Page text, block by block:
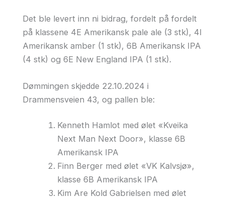
Det ble levert inn ni bidrag, fordelt på fordelt
på klassene 4E Amerikansk pale ale (3 stk), 4I
Amerikansk amber (1 stk), 6B Amerikansk IPA
(4 stk) og 6E New England IPA (1 stk).
Dømmingen skjedde 22.10.2024 i
Drammensveien 43, og pallen ble:
Kenneth Hamlot med ølet «Kveika
Next Man Next Door», klasse 6B
Amerikansk IPA
Finn Berger med ølet «VK Kalvsjø»,
klasse 6B Amerikansk IPA
Kim Are Kold Gabrielsen med ølet